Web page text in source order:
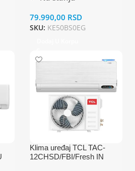
79.990,00 RSD
SKU: KE50BS0EG
Klima uređaj TCL TAC-
12CHSD/FBI/Fresh IN